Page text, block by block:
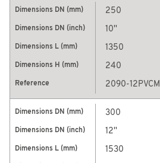
250
10''
1350
240
2090-12PVCM
300
12''
1530